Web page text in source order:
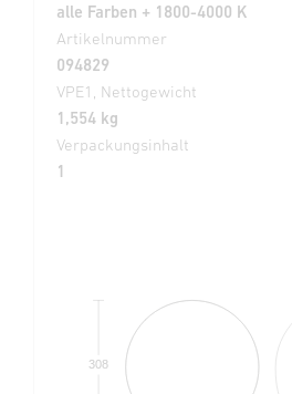
alle Farben + 1800-4000 K
Artikelnummer
094829
VPE1, Nettogewicht
1,554 kg
Verpackungsinhalt
1
308